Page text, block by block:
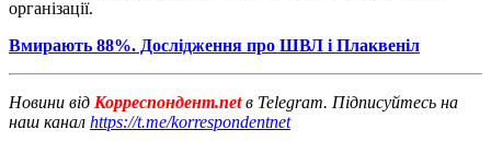
організації.
Вмирають 88%. Дослідження про ШВЛ і Плаквеніл
Новини від Корреспондент.netв Telegram. Підписуйтесь на
наш канал https://t.me/korrespondentnet